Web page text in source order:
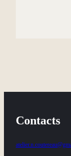
Contacts